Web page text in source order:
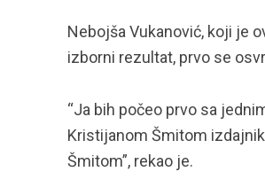
Nebojša Vukanović, koji je
izborni rezultat, prvo se
“Ja bih počeo prvo sa
Kristijanom Šmitom
Šmitom”, rekao je.